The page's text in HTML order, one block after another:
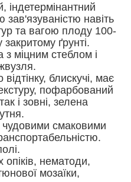
індетермінантний
зав'язуваністю навіть
та вагою плоду 100-
ґрунті.
міцним стеблом і
блискучі, має
пофарбований
і зовні, зелена
чудовими смаковими
нематоди,
мозаїки,